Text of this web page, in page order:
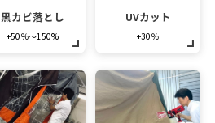
黒カビ落とし
+50％～150%
UVカット
+30％